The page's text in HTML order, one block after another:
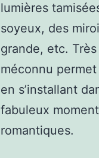
lumières
soyeux, des
grande, etc.
méconnu
en s’installant
fabuleux
romantiques.